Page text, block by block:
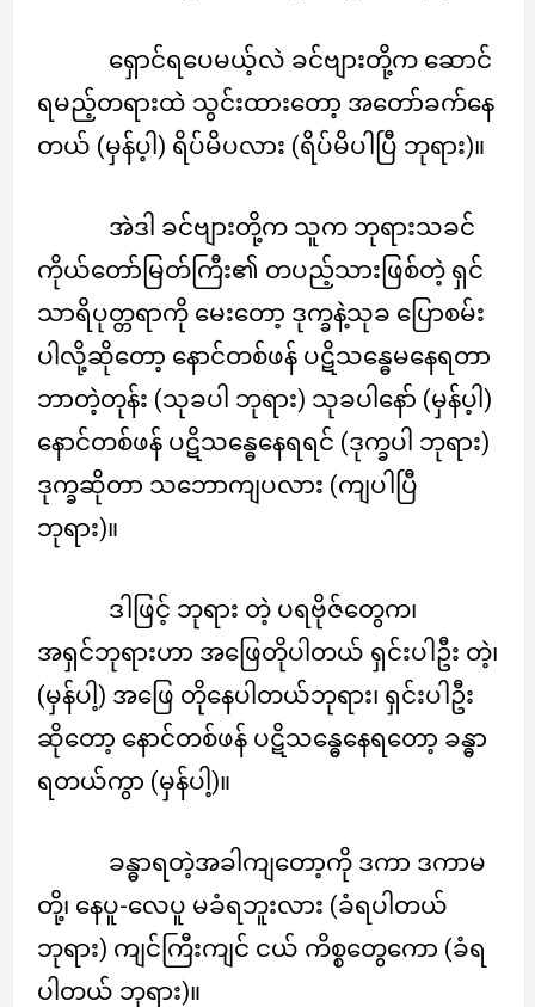
ရှောင်ရပေမယ့်လဲ ခင်ဗျားတို့က ဆောင်
ရမည့်တရားထဲ သွင်းထားတော့ အတော်ခက်နေ
တယ် (မှန်ပ့ါ) ရိပ်မိပလား (ရိပ်မိပါပြီ ဘုရား)။
အဲဒါ ခင်ဗျားတို့က သူက ဘုရားသခင်
ကိုယ်တော်မြတ်ကြီး၏ တပည့်သားဖြစ်တဲ့ ရှင်
သာရိပုတ္တရာကို မေးတော့ ဒုက္ခနဲ့သုခ ပြောစမ်း
ပါလို့ဆိုတော့ နောင်တစ်ဖန် ပဋိသန္ဓေမနေရတာ
ဘာတဲ့တုန်း (သုခပါ ဘုရား) သုခပါနော် (မှန်ပ့ါ)
နောင်တစ်ဖန် ပဋိသန္ဓေနေရရင် (ဒုက္ခပါ ဘုရား)
ဒုက္ခဆိုတာ သဘောကျပလား (ကျပါပြီ
ဘုရား)။
ဒါဖြင့် ဘုရား တဲ့ ပရဗိုဇ်တွေက၊
အရှင်ဘုရားဟာ အဖြေတိုပါတယ် ရှင်းပါဦး တဲ့၊
(မှန်ပါ့) အဖြေ တိုနေပါတယ်ဘုရား၊ ရှင်းပါဦး
ဆိုတော့ နောင်တစ်ဖန် ပဋိသန္ဓေနေရတော့ ခန္ဓာ
ရတယ်ကွာ (မှန်ပါ့)။
ခန္ဓာရတဲ့အခါကျတော့ကို ဒကာ ဒကာမ
တို့၊ နေပူ-လေပူ မခံရဘူးလား (ခံရပါတယ်
ဘုရား) ကျင်ကြီးကျင် ငယ် ကိစ္စတွေကော (ခံရ
ပါတယ် ဘုရား)။